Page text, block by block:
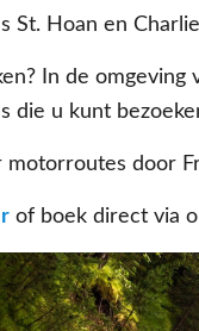
St. Hoan en
In de
die u kunt
door
of boek direct via